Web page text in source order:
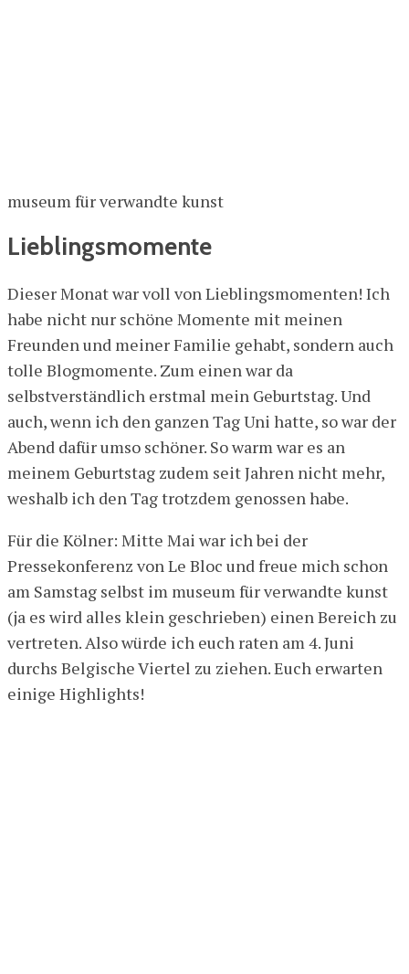
museum für verwandte kunst
Lieblingsmomente
Dieser Monat war voll von Lieblingsmomenten! Ich
habe nicht nur schöne Momente mit meinen
Freunden und meiner Familie gehabt, sondern auch
tolle Blogmomente. Zum einen war da
selbstverständlich erstmal mein Geburtstag. Und
auch, wenn ich den ganzen Tag Uni hatte, so war der
Abend dafür umso schöner. So warm war es an
meinem Geburtstag zudem seit Jahren nicht mehr,
weshalb ich den Tag trotzdem genossen habe.
Für die Kölner: Mitte Mai war ich bei der
Pressekonferenz von Le Bloc und freue mich schon
am Samstag selbst im museum für verwandte kunst
(ja es wird alles klein geschrieben) einen Bereich zu
vertreten. Also würde ich euch raten am 4. Juni
durchs Belgische Viertel zu ziehen. Euch erwarten
einige Highlights!